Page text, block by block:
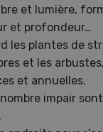
et lumière,
et profondeur…
les plantes de
et les
et annuelles.
impair